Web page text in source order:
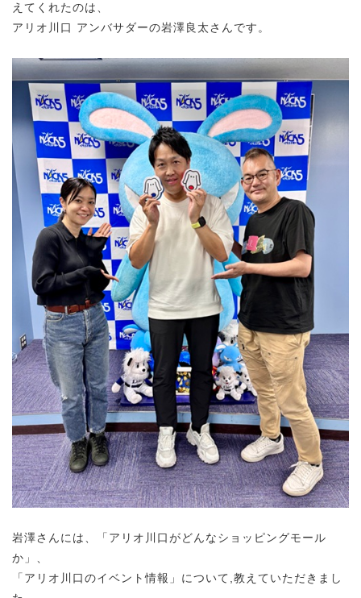
えてくれたのは、
アリオ川口 アンバサダーの岩澤良太さんです。
岩澤さんには、「アリオ川口がどんなショッピングモール
か」、
「アリオ川口のイベント情報」について,教えていただきまし